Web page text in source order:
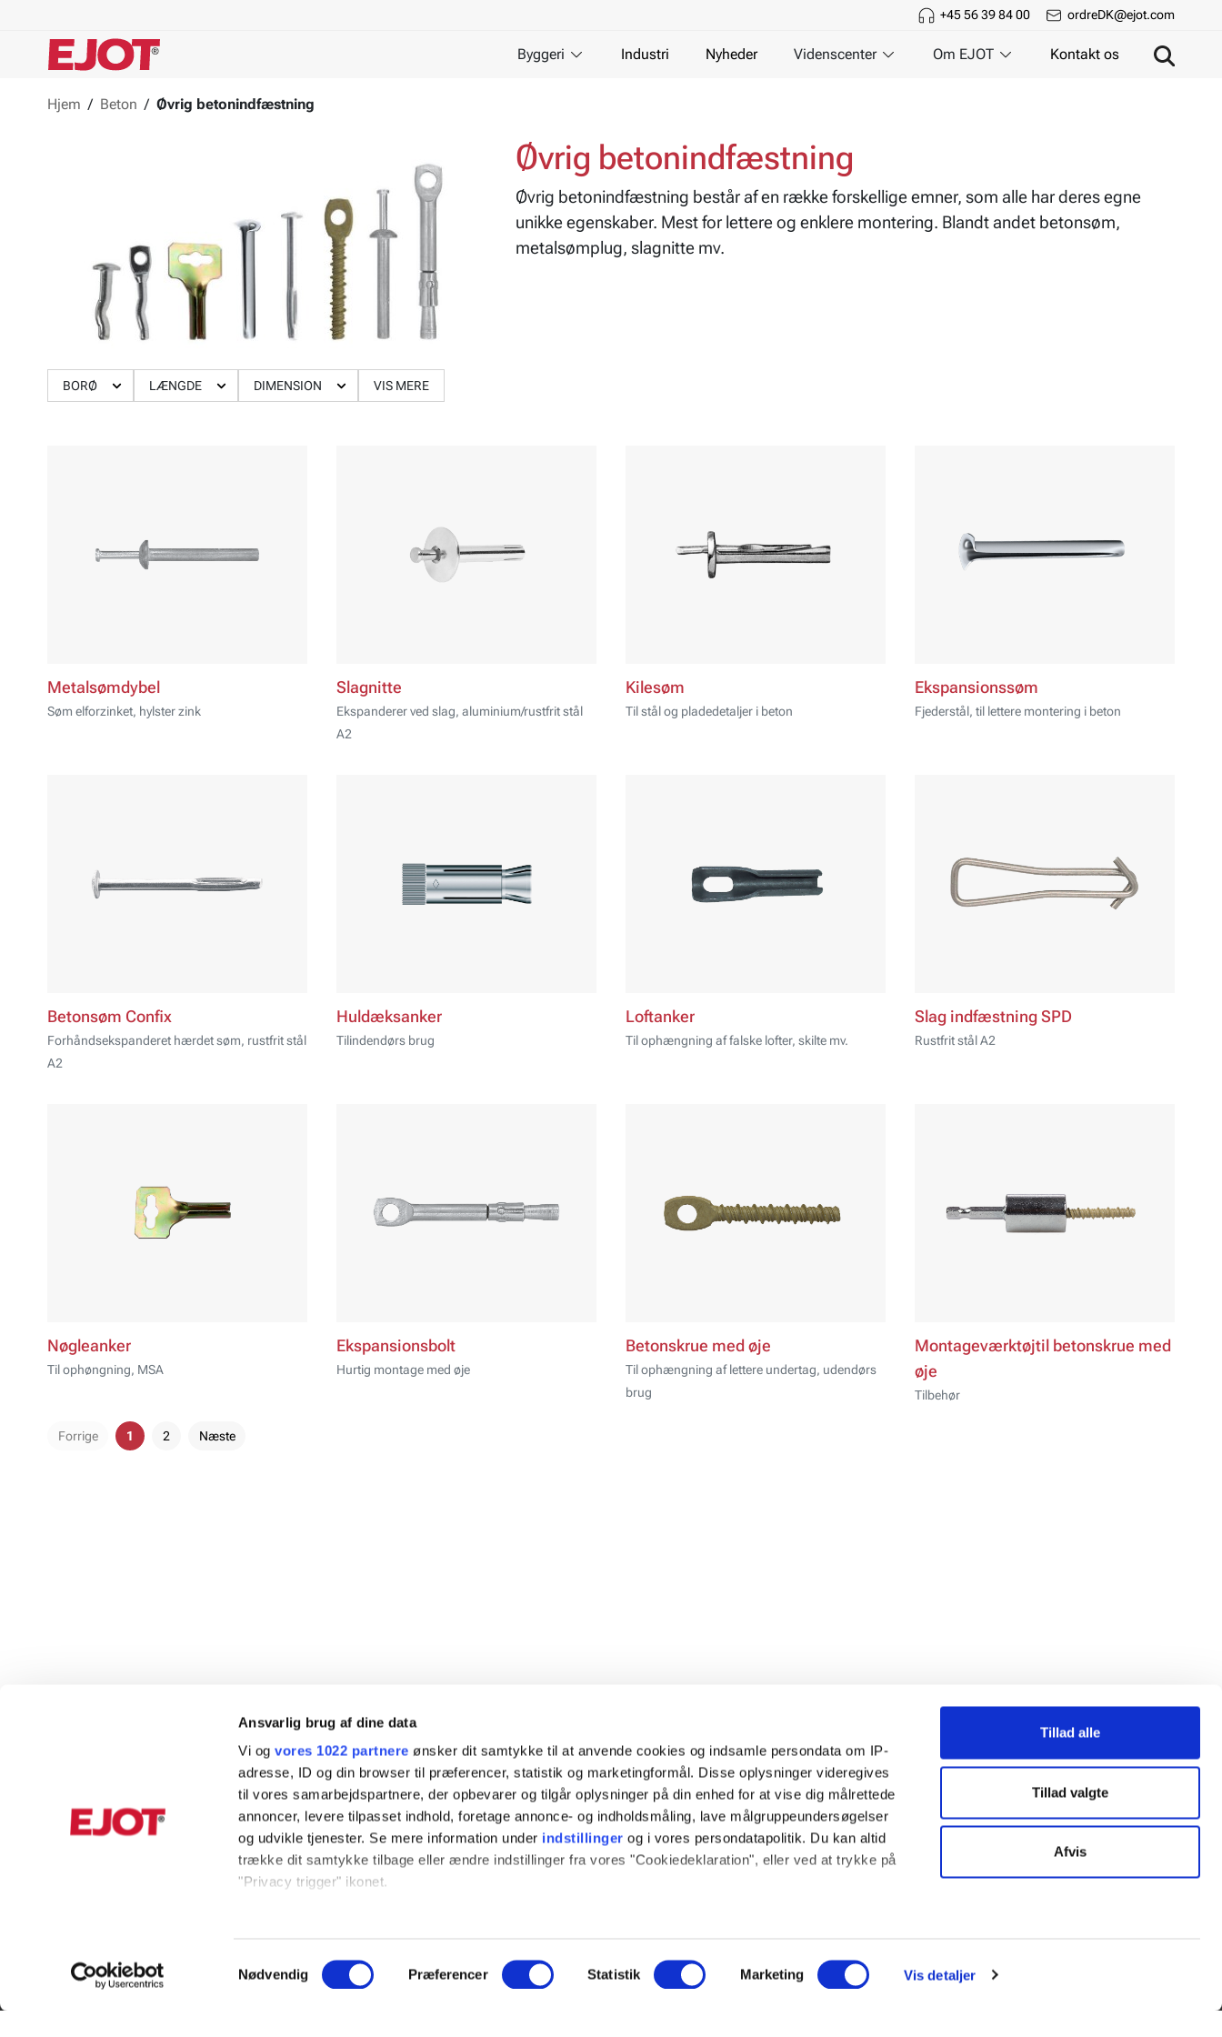
Ansvarlig brug af dine data
Vi ogvores 1022 partnere ønsker dit samtykke til at anvende cookies og indsamle persondata om IP-
adresse, ID og din browser til præferencer, statistik og marketingformål. Disse oplysninger videregives
til vores samarbejdspartnere, der opbevarer og tilgår oplysninger på din enhed for at vise dig målrettede
annoncer, levere tilpasset indhold, foretage annonce- og indholdsmåling, lave målgruppeundersøgelser
og udvikle tjenester. Se mere information under indstillinger og i vores persondatapolitik. Du kan altid
trække dit samtykke tilbage eller ændre indstillinger fra vores "Cookiedeklaration", eller ved at trykke på
"Privacy trigger" ikonet.
Identificere din enhed baseret på en scanning af dens unikke karakteristika (fingerprinting)
Samtykkevalg
Nødvendig Præferencer Statistik Marketing Vis detaljer
Tillad alle
Tillad valgte
Afvis
+45 56 39 84 00 ordreDK@ejot.com
Byggeri Industri Nyheder Videnscenter Om EJOT Kontakt os
Hjem / Beton / Øvrig betonindfæstning
Øvrig betonindfæstning
Øvrig betonindfæstning består af en række forskellige emner, som alle har deres egne
unikke egenskaber. Mest for lettere og enklere montering. Blandt andet betonsøm,
metalsømplug, slagnitte mv.
BORØ LÆNGDE DIMENSION VIS MERE
Metalsømdybel
Søm elforzinket, hylster zink
Slagnitte
Ekspanderer ved slag, aluminium/rustfrit stål
A2
Kilesøm
Til stål og pladedetaljer i beton
Ekspansionssøm
Fjederstål, til lettere montering i beton
Betonsøm Confix
Forhåndsekspanderet hærdet søm, rustfrit stål
A2
Huldæksanker
Tilindendørs brug
Loftanker
Til ophængning af falske lofter, skilte mv.
Slag indfæstning SPD
Rustfrit stål A2
Nøgleanker
Til ophøngning, MSA
Ekspansionsbolt
Hurtig montage med øje
Betonskrue med øje
Til ophængning af lettere undertag, udendørs
brug
Montageværktøjtil betonskrue med
øje
Tilbehør
Forrige 1 2 Næste
+45 56 39 84 00
ordreDK@ejot.com
Produktkatalog
Instagram